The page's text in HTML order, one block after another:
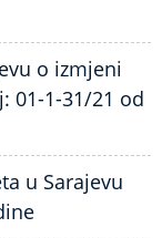
o izmjeni
01-1-31/21 od
u Sarajevu